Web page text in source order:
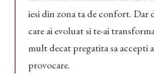
iesi din zona ta de confort. Dar
care ai evoluat si te-ai
mult decat pregatita sa accepti
provocare.